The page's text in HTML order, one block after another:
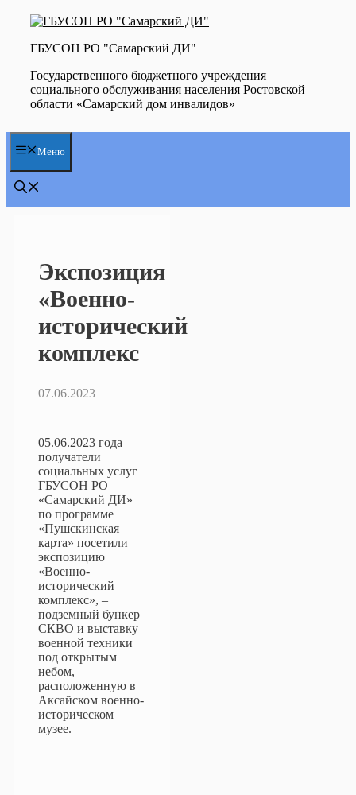
Перейти
содержимому
ГБУСОН РО "Самарский ДИ"
Государственного бюджетного учреждения
социального обслуживания населения Ростовской
области «Самарский дом инвалидов»
Меню
Экспозиция
«Boeнно-
исторический
комплекс
07.06.2023
05.06.2023 года
получатели
социальных услуг
ГБУСОН РО
«Самарский ДИ»
по программе
«Пушскинская
карта» посетили
экспозицию
«Boeнно-
исторический
комплекс», –
подземный бункер
СКВО и выставку
военной техники
под открытым
небом,
расположенную в
Аксайском военно-
историческом
музее.